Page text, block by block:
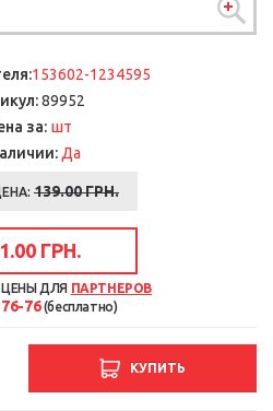
153602-1234595
89952
за: шт
Да
139.00 ГРН.
ГРН.
ЦЕНЫ ДЛЯ ПАРТНЕРОВ
76-76(бесплатно)
КУПИТЬ